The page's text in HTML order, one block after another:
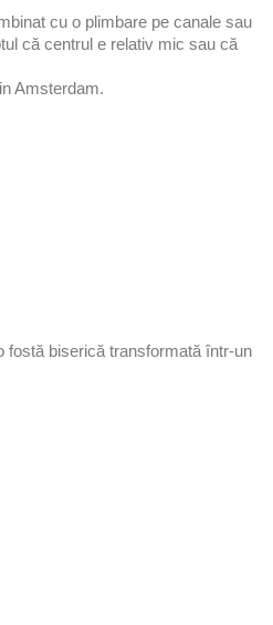
cu o plimbare pe canale sau
că centrul e relativ mic sau că
Amsterdam.
fostă biserică transformată într-un